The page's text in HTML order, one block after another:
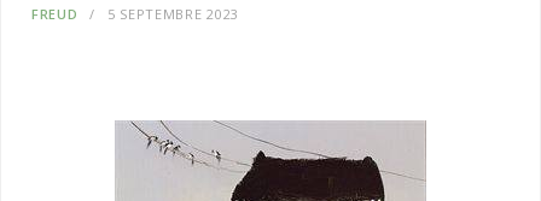
FREUD 5 SEPTEMBRE 2023